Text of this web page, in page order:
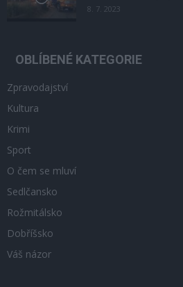
8. 7. 2023
OBLÍBENÉ KATEGORIE
Zpravodajství
Kultura
Krimi
Sport
O čem se mluví
Sedlčansko
Rožmitálsko
Dobříšsko
Váš názor